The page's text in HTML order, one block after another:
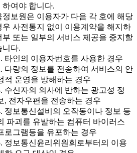
하여야 합니다.
보원은 이용자가 다음 각 호에 해당
우 사전통지 없이 이용계약을 해지하
부 또는 일부의 서비스 제공을 중지할
니다.
타인의 이용자번호를 사용한 경우
다량의 정보를 전송하여 서비스의 안
적 운영을 방해하는 경우
수신자의 의사에 반하는 광고성 정
, 전자우편을 전송하는 경우
정보통신설비의 오작동이나 정보 등
파괴를 유발하는 컴퓨터 바이러스
로그램등을 유포하는 경우
정보통신윤리위원회로부터의 이용